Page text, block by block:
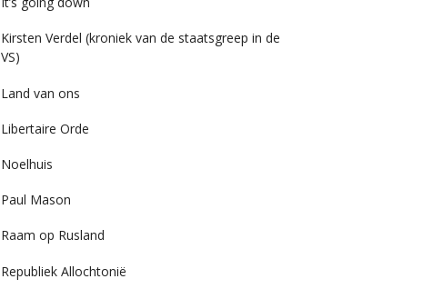
Kirsten Verdel (kroniek van de staatsgreep in de
VS)
Land van ons
Libertaire Orde
Noelhuis
Paul Mason
Raam op Rusland
Republiek Allochtonië